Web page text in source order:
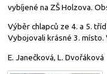
vybíjené na ZŠ Holzova.
Výběr chlapců ze 4. a 5.
Vybojovali krásné 3. místo.
E. Janečková, L. Dvořáková